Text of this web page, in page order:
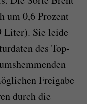
um 0,6 Prozent
Liter). Sie leide
des Top-
Freigabe
durch die